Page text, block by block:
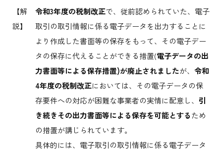
【解
説】
令和3年度の税制改正で、従前認められていた、電子
取引の取引情報に係る電子データを出力することに
より作成した書面等の保存をもって、その電子デー
タの保存に代えることができる措置(電子データの出
力書面等による保存措置)が廃止されましたが、 令和
4年度の税制改正においては、その電子データの保
存要件への対応が困難な事業者の実情に配意し、 引
き続きその出力書面等による保存を可能とするため
の措置が講じられています。
具体的には、電子取引の取引情報に係る電子データ